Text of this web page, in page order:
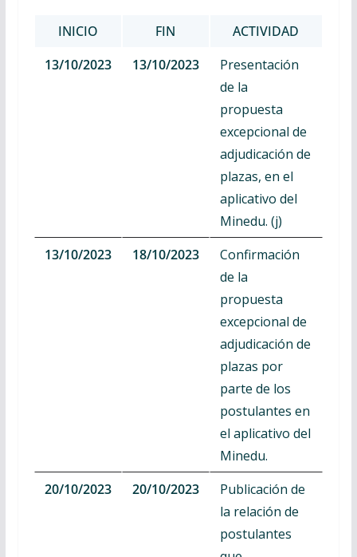
INICIO FIN
ACTIVIDAD
13/10/2023
13/10/2023
Presentación
de la
propuesta
excepcional de
adjudicación de
plazas, en el
aplicativo del
Minedu. (j)
13/10/2023
18/10/2023
Confirmación
de la
propuesta
excepcional de
adjudicación de
plazas por
parte de los
postulantes en
el aplicativo del
Minedu.
20/10/2023
20/10/2023
Publicación de
la relación de
postulantes